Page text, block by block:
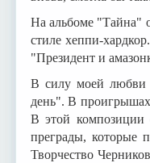
На альбоме "Тайна"
стиле хеппи-
"Президент и
В силу моей любви
день". В
В этой композиции
преграды, которые
Творчество